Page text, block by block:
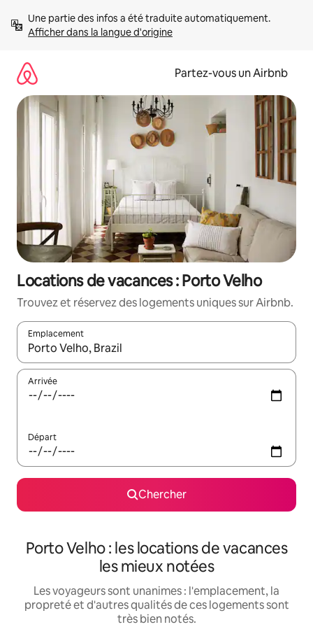
directement
Afficher dans la langue d'origine
Partez-vous un Airbnb
Locations de vacances : Porto Velho
Trouvez et réservez des logements uniques sur Airbnb.
Emplacement
Quand les résultats sont affichés, parcourez-les en utilisant
Arrivée
Départ
Chercher
Porto Velho : les locations de vacances
les mieux notées
Les voyageurs sont unanimes : l'emplacement, la
propreté et d'autres qualités de ces logements sont
très bien notés.